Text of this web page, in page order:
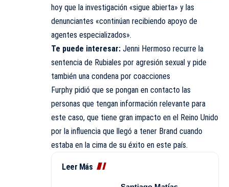
hoy que la investigación «sigue abierta» y las
denunciantes «continúan recibiendo apoyo de
agentes especializados».
Te puede interesar: Jenni Hermoso recurre la
sentencia de Rubiales por agresión sexual y pide
también una condena por coacciones
Furphy pidió que se pongan en contacto las
personas que tengan información relevante para
este caso, que tiene gran impacto en el Reino Unido
por la influencia que llegó a tener Brand cuando
estaba en la cima de su éxito en este país.
Leer Más